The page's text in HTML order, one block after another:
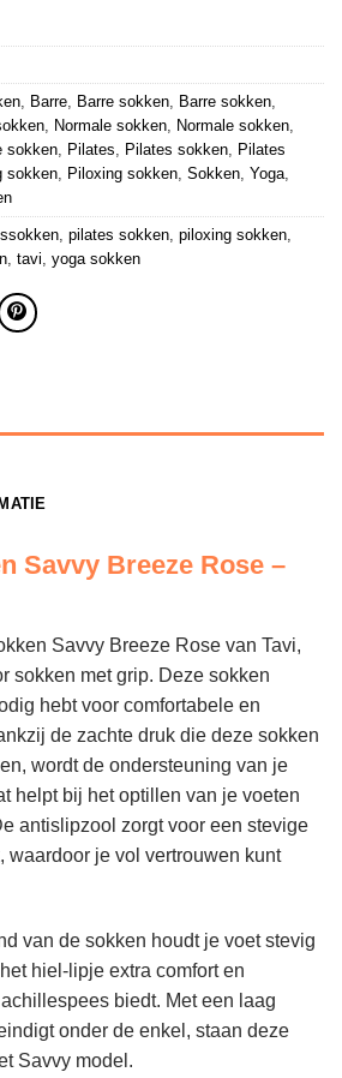
Barre Barre sokken Barre sokken
Normale sokken Normale sokken
sokken Pilates Pilates sokken
Pilates
sokken Piloxing sokken Sokken Yoga
pilates sokken piloxing sokken
tavi yoga sokken
Savvy Breeze Rose –
Savvy Breeze Rose van Tavi,
sokken met grip. Deze sokken
hebt voor comfortabele en
de zachte druk die deze sokken
wordt de ondersteuning van je
helpt bij het optillen van je voeten
antislipzool zorgt voor een stevige
waardoor je vol vertrouwen kunt
van de sokken houdt je voet stevig
hiel-lipje extra comfort en
biedt. Met een laag
onder de enkel, staan deze
Savvy model.